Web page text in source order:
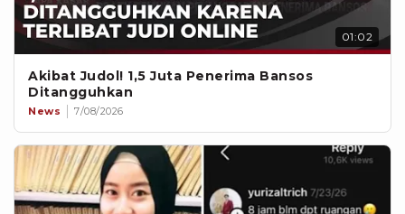
01:02
Akibat Judol! 1,5 Juta Penerima Bansos
Ditangguhkan
News 7/08/2026